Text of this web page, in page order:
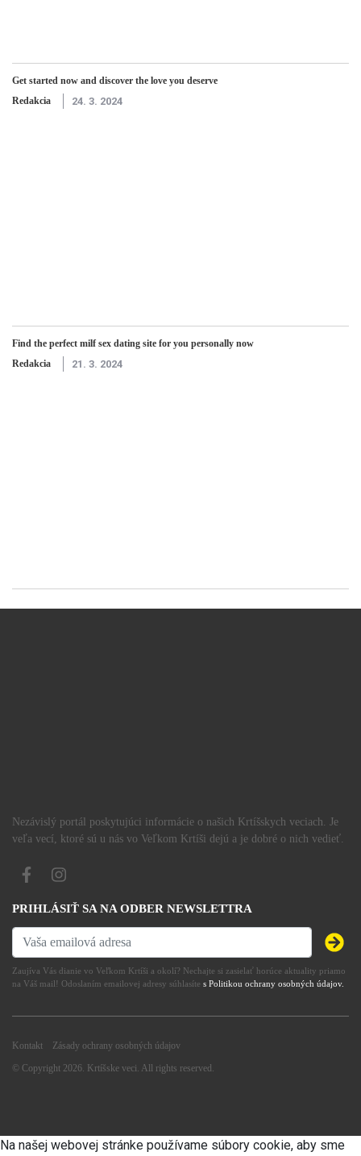
Get started now and discover the love you deserve
Redakcia
24. 3. 2024
Find the perfect milf sex dating site for you personally now
Redakcia
21. 3. 2024
Nezávislý portál poskytujúci informácie o našich Krtíšskych veciach. Je
veľa vecí, ktoré sú u nás vo Veľkom Krtíši dejú a je dobré o nich vedieť.
PRIHLÁSIŤ SA NA ODBER NEWSLETTRA
Zaujíva Vás dianie vo Veľkom Krtíši a okolí? Nechajte si zasielať horúce aktuality priamo
na Váš mail! Odoslaním emailovej adresy súhlasíte s Politikou ochrany osobných údajov.
© Copyright 2026. Krtíšske veci. All rights reserved.
Kontakt Zásady ochrany osobných údajov
Na našej webovej stránke používame súbory cookie, aby sme